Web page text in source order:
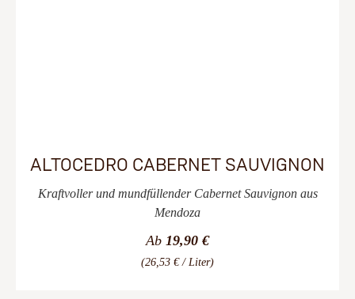
ALTOCEDRO CABERNET SAUVIGNON
Kraftvoller und mundfüllender Cabernet Sauvignon aus
Mendoza
Ab 19,90 €
(26,53 € / Liter)